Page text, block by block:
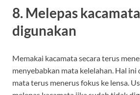
8. Melepas
digunakan
Memakai kacamata secara terus
menyebabkan mata kelelahan. Hal ini
mata terus menerus fokus ke lensa.